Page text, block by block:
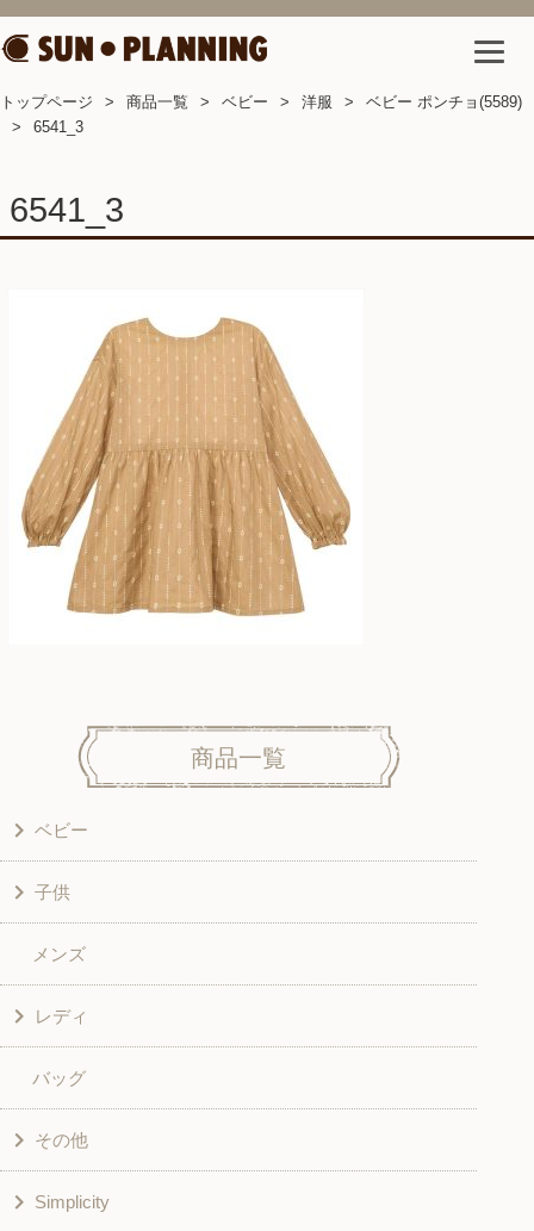
トップページ 商品一覧 ベビー 洋服
ベビー ポンチョ(5589)
6541_3
6541_3
商品一覧
ベビー
洋服
和風衣類
グッズ
子供
ワンピース
シャツ・ブラウス
スカート・パンツ
和風衣類
入園入学グッズ
メンズ
レディ
シャツ・ブラウス
チュニック
ワンピース
バッグ
その他
学校家庭科教材用
Simplicity